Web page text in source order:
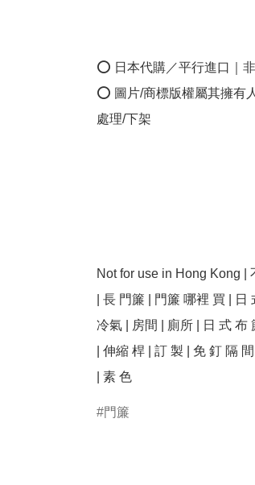
⭕ 日本代購／平行進口｜
⭕ 圖片/商標版權屬其擁有
處理/下架
Not for use in Hong Kong |
| 長 門簾 | 門簾 哪裡 買 | 日
冷氣 | 房間 | 廁所 | 日 式 布
| 伸縮 桿 | 訂 製 | 免 釘 隔
| 素 色
門簾